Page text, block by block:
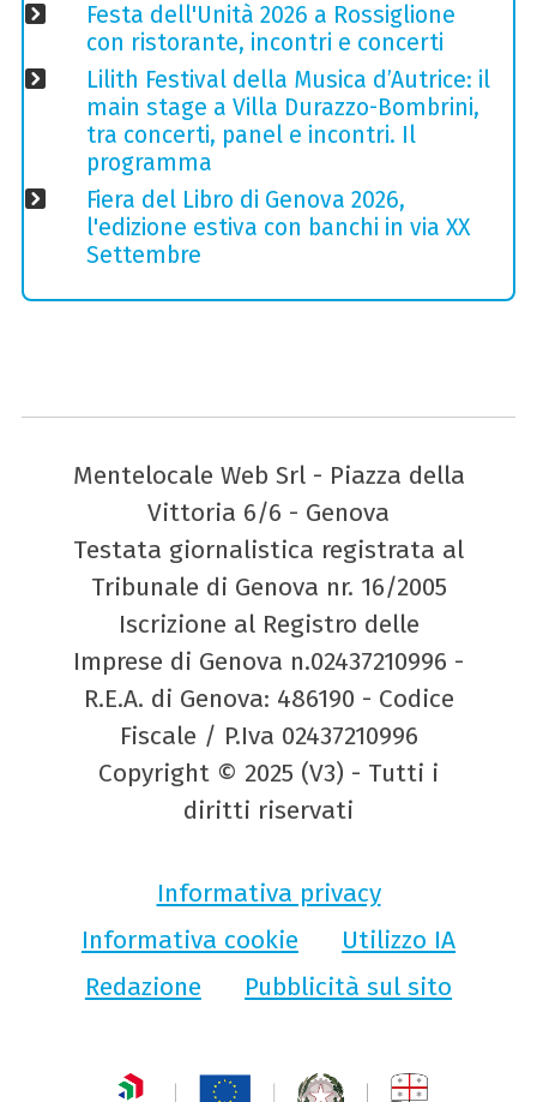
Festa dell'Unità 2026 a Rossiglione
con ristorante, incontri e concerti
Lilith Festival della Musica d’Autrice: il
main stage a Villa Durazzo-Bombrini,
tra concerti, panel e incontri. Il
programma
Fiera del Libro di Genova 2026,
l'edizione estiva con banchi in via XX
Settembre
Mentelocale Web Srl - Piazza della
Vittoria 6/6 - Genova
Testata giornalistica registrata al
Tribunale di Genova nr. 16/2005
Iscrizione al Registro delle
Imprese di Genova n.02437210996 -
R.E.A. di Genova: 486190 - Codice
Fiscale / P.Iva 02437210996
Copyright © 2025 (V3) - Tutti i
diritti riservati
Informativa privacy
Informativa cookie
Utilizzo IA
Redazione
Pubblicità sul sito